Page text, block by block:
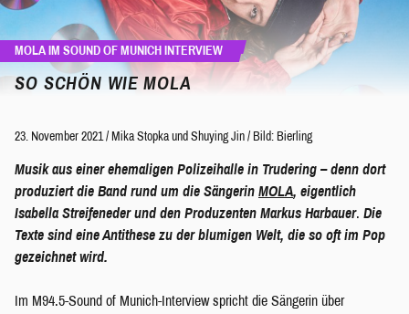
MOLA IM SOUND OF MUNICH INTERVIEW
SO SCHÖN WIE MOLA
23. November 2021/ Mika Stopkaund Shuying Jin / Bild: Bierling
Musik aus einer ehemaligen Polizeihalle in Trudering – denn dort
produziert die Band rund um die Sängerin MOLA, eigentlich
Isabella Streifeneder und den Produzenten Markus Harbauer. Die
Texte sind eine Antithese zu der blumigen Welt, die so oft im Pop
gezeichnet wird.
Im M94.5-Sound of Munich-Interview spricht die Sängerin über